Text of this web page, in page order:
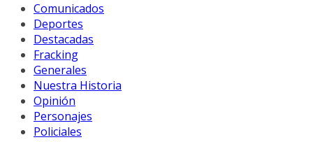
Comunicados
Deportes
Destacadas
Fracking
Generales
Nuestra Historia
Opinión
Personajes
Policiales